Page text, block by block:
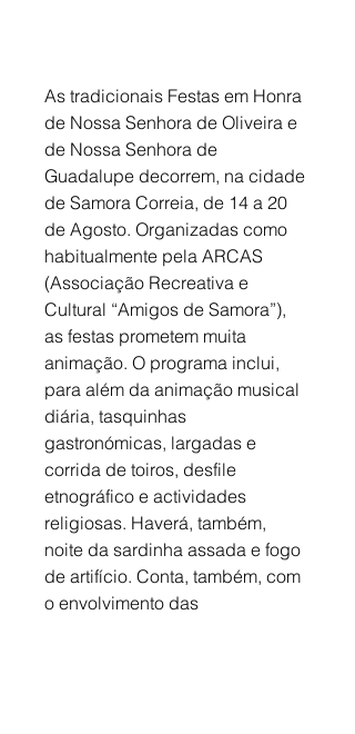
As tradicionais Festas em Honra
de Nossa Senhora de Oliveira e
de Nossa Senhora de
Guadalupe decorrem, na cidade
de Samora Correia, de 14 a 20
de Agosto. Organizadas como
habitualmente pela ARCAS
(Associação Recreativa e
Cultural “Amigos de Samora”),
as festas prometem muita
animação. O programa inclui,
para além da animação musical
diária, tasquinhas
gastronómicas, largadas e
corrida de toiros, desfile
etnográfico e actividades
religiosas. Haverá, também,
noite da sardinha assada e fogo
de artifício. Conta, também, com
o envolvimento das